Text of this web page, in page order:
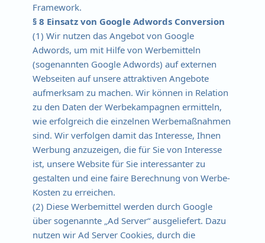
Framework.
§ 8 Einsatz von Google Adwords Conversion
(1) Wir nutzen das Angebot von Google
Adwords, um mit Hilfe von Werbemitteln
(sogenannten Google Adwords) auf externen
Webseiten auf unsere attraktiven Angebote
aufmerksam zu machen. Wir können in Relation
zu den Daten der Werbekampagnen ermitteln,
wie erfolgreich die einzelnen Werbemaßnahmen
sind. Wir verfolgen damit das Interesse, Ihnen
Werbung anzuzeigen, die für Sie von Interesse
ist, unsere Website für Sie interessanter zu
gestalten und eine faire Berechnung von Werbe-
Kosten zu erreichen.
(2) Diese Werbemittel werden durch Google
über sogenannte „Ad Server“ ausgeliefert. Dazu
nutzen wir Ad Server Cookies, durch die